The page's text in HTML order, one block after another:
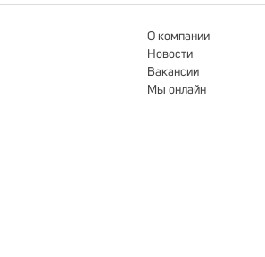
О компании
Новости
Вакансии
Мы онлайн